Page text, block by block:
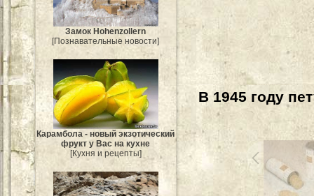
Замок Hohenzollern
[Познавательные новости]
Карамбола - новый экзотический
фрукт у Вас на кухне
[Кухня и рецепты]
В 1945 году